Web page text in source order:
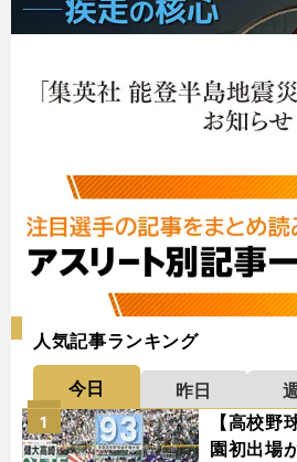
人気記事ランキング
今日 昨日
【高校野
園初出場
1